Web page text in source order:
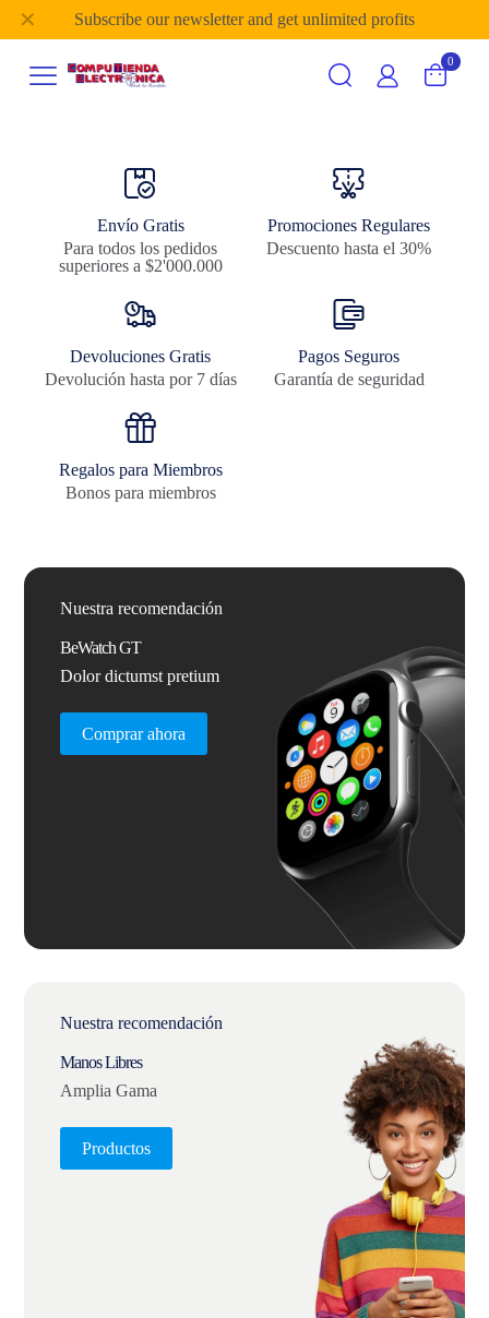
Subscribe our newsletter and get unlimited profits
✕
0
Envío Gratis
Para todos los pedidos
superiores a $2'000.000
Promociones Regulares
Descuento hasta el 30%
Devoluciones Gratis
Devolución hasta por 7 días
Pagos Seguros
Garantía de seguridad
Regalos para Miembros
Bonos para miembros
Nuestra recomendación
BeWatch GT
Dolor dictumst pretium
Comprar ahora
Nuestra recomendación
Manos Libres
Amplia Gama
Productos